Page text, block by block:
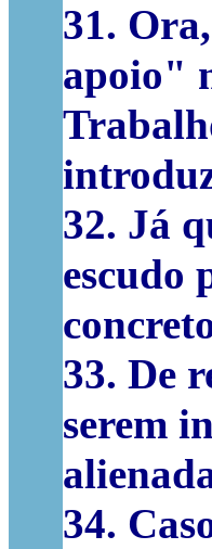
31.
apoio"
32. Já
escudo
33. De
serem
34.